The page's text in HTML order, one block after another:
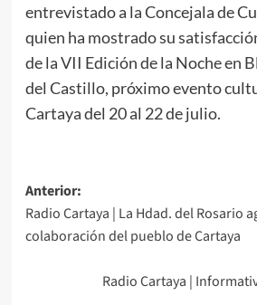
entrevistado a la Concejala de
quien ha mostrado su
de la VII Edición de la Noche en
del Castillo, próximo evento
Cartaya del 20 al 22 de julio.
Anterior:
Radio Cartaya | La Hdad. del Rosario
colaboración del pueblo de Cartaya
Radio Cartaya |